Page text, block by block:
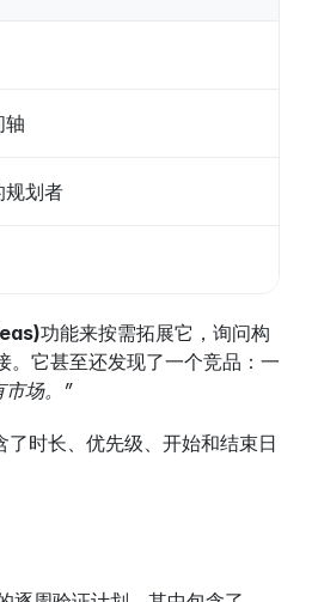
轴
规划者
功能来按需拓展它，询问构
。它甚至还发现了一个竞品：一
市场。”
了时长、优先级、开始和结束日